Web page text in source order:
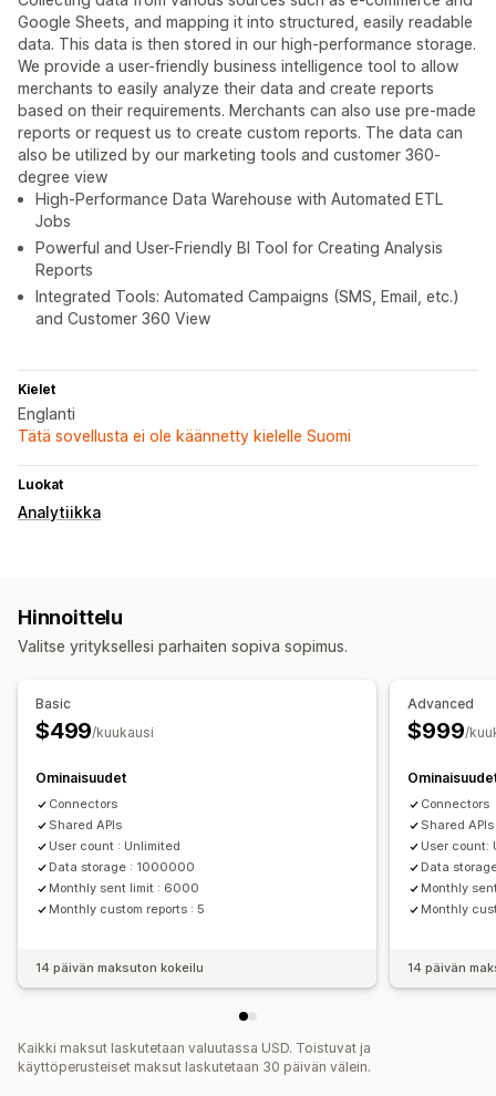
Google Sheets, and mapping it into structured, easily readable
data. This data is then stored in our high-performance storage.
We provide a user-friendly business intelligence tool to allow
merchants to easily analyze their data and create reports
based on their requirements. Merchants can also use pre-made
reports or request us to create custom reports. The data can
also be utilized by our marketing tools and customer 360-
degree view
High-Performance Data Warehouse with Automated ETL
Jobs
Powerful and User-Friendly BI Tool for Creating Analysis
Reports
Integrated Tools: Automated Campaigns (SMS, Email, etc.)
and Customer 360 View
Kielet
Englanti
Tätä sovellusta ei ole käännetty kielelle Suomi
Luokat
Analytiikka
Hinnoittelu
Valitse yrityksellesi parhaiten sopiva sopimus.
Basic
$499/kuukausi
Ominaisuudet
Connectors
Shared APIs
User count : Unlimited
Data storage : 1000000
Monthly sent limit : 6000
Monthly custom reports : 5
14 päivän maksuton kokeilu
Advanced
$999/
Connectors
Shared APIs
User count:
Data
Monthly
Monthly
14 päivän
Kaikki maksut laskutetaan valuutassa USD. Toistuvat ja
käyttöperusteiset maksut laskutetaan 30 päivän välein.